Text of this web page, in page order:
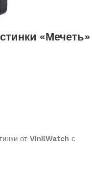
«Мечеть»
от VinilWatch с